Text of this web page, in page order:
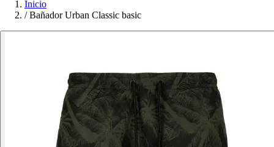
Inicio
/ Bañador Urban Classic basic